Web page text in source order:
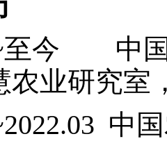
至今 中国
农业研究室
中